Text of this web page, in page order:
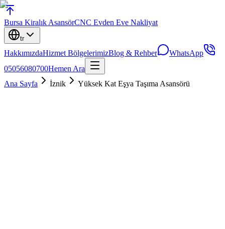
Bursa Kiralık AsansörCNC Evden Eve Nakliyat
tr
HakkımızdaHizmet BölgelerimizBlog & Rehber
WhatsApp
05056080700Hemen Ara
Ana Sayfa
İznik Yüksek Kat Eşya Taşıma Asansörü